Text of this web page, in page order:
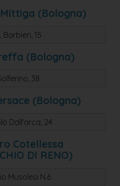
(Bologna)
Barbieri, 15
(Bologna)
38
(Bologna)
Dall'arca, 24
Cotellessa
DI RENO)
Musolesi N.6